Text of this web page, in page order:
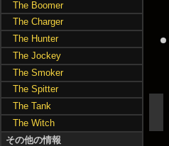
The Boomer
The Charger
The Hunter
The Jockey
The Smoker
The Spitter
The Tank
The Witch
その他の情報